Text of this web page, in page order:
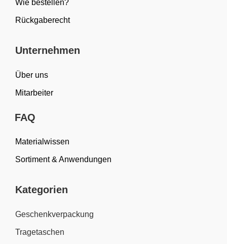
Wie bestellen?
Rückgaberecht
Unternehmen
Über uns
Mitarbeiter
FAQ
Materialwissen
Sortiment & Anwendungen
Kategorien
Geschenkverpackung
Tragetaschen